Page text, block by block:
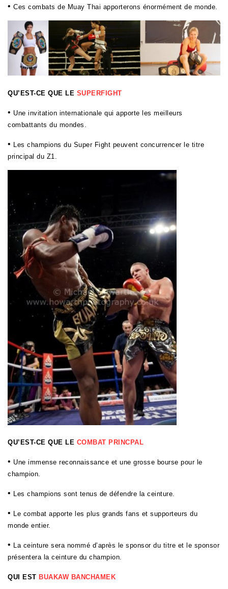
• Ces combats de Muay Thai apporterons énormément de monde.
QU’EST-CE QUE LE SUPERFIGHT
• Une invitation internationale qui apporte les meilleurs
combattants du mondes.
•
Les champions du Super Fight peuvent concurrencer le titre
principal du Z1.
QU’EST-CE QUE LE COMBAT PRINCPAL
• Une immense reconnaissance et une grosse bourse pour le
champion.
• Les champions sont tenus de défendre la ceinture.
•
Le combat apporte les plus grands fans et supporteurs du
monde entier.
•
La ceinture sera nommé d’après le sponsor du titre et le sponsor
présentera la ceinture du champion.
QUI EST BUAKAW BANCHAMEK